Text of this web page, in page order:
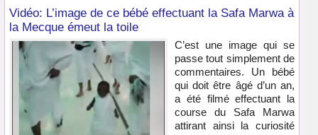
Vidéo: L’image de ce bébé effectuant la Safa Marwa à
la Mecque émeut la toile
C’est une image qui se
passe tout simplement de
commentaires. Un bébé
qui doit être âgé d’un an,
a été filmé effectuant la
course du Safa Marwa
attirant ainsi la curiosité